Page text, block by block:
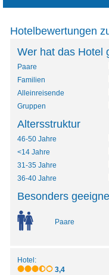
Hotelbewertungen
Wer hat das Hotel
Paare
Familien
Alleinreisende
Gruppen
Altersstruktur
46-50 Jahre
<14 Jahre
31-35 Jahre
36-40 Jahre
Besonders
Paare
Hotel:
3,4